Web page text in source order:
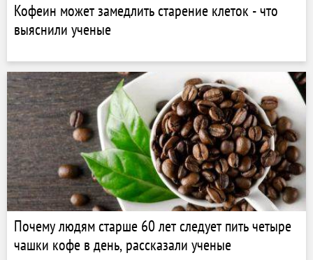
Кофеин может замедлить старение клеток - что
выяснили ученые
Почему людям старше 60 лет следует пить четыре
чашки кофе в день, рассказали ученые